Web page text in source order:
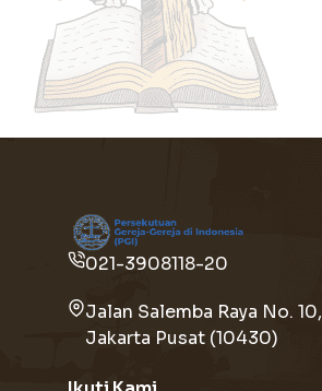
021-3908118-20
Jalan Salemba Raya No. 10,
Jakarta Pusat (10430)